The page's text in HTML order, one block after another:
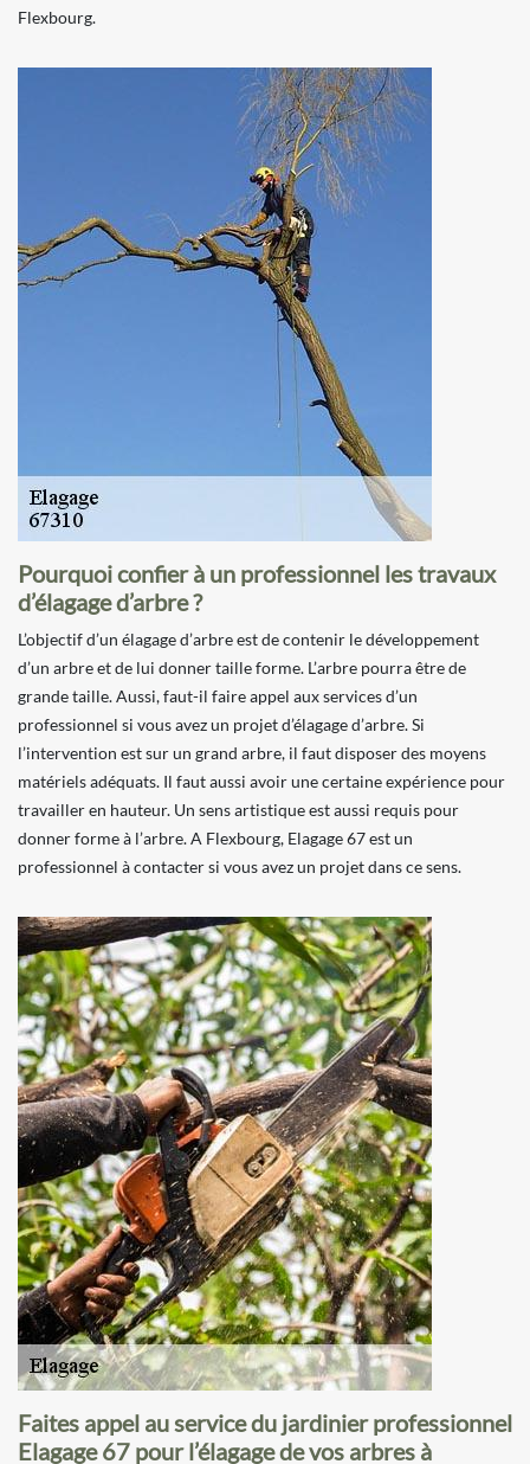
Flexbourg.
Pourquoi confier à un professionnel les travaux
d’élagage d’arbre ?
L’objectif d’un élagage d’arbre est de contenir le développement
d’un arbre et de lui donner taille forme. L’arbre pourra être de
grande taille. Aussi, faut-il faire appel aux services d’un
professionnel si vous avez un projet d’élagage d’arbre. Si
l’intervention est sur un grand arbre, il faut disposer des moyens
matériels adéquats. Il faut aussi avoir une certaine expérience pour
travailler en hauteur. Un sens artistique est aussi requis pour
donner forme à l’arbre. A Flexbourg, Elagage 67 est un
professionnel à contacter si vous avez un projet dans ce sens.
Faites appel au service du jardinier professionnel
Elagage 67 pour l’élagage de vos arbres à